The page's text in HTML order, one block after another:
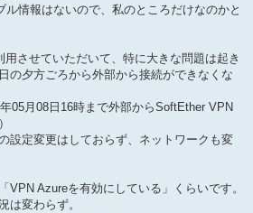
情報はないので、私のところだけなのかと
させていただいて、特に大きな問題は起き
の夕方ごろから外部から接続ができなくな
05月08日16時まで外部からSoftEther VPN
設定変更はしておらず、ネットワークも変
VPN Azureを有効にしている」くらいです。
は変わらず。